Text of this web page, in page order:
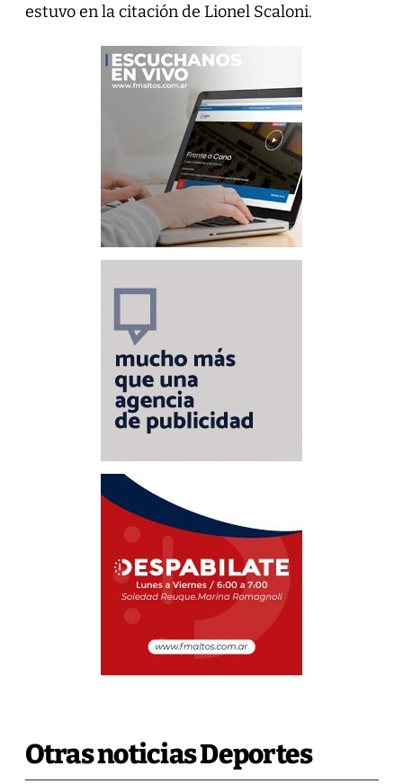
estuvo en la citación de Lionel Scaloni.
Otras noticias Deportes